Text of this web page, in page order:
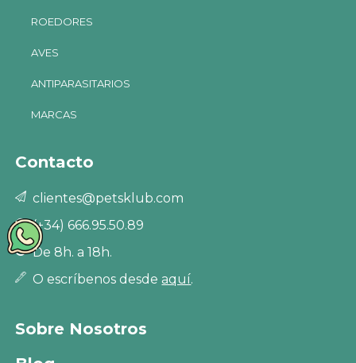
ROEDORES
AVES
ANTIPARASITARIOS
MARCAS
Contacto
clientes@petsklub.com
(+34) 666.95.50.89
De 8h. a 18h.
O escríbenos desdeaquí.
Sobre Nosotros